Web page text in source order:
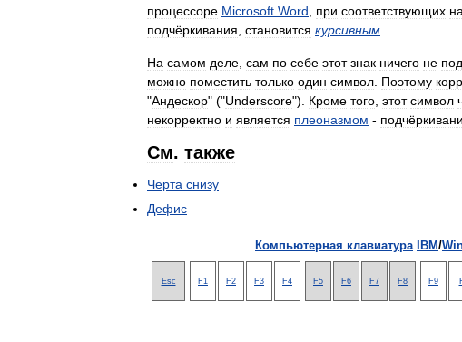
процессоре Microsoft Word при соответствующих
подчёркивания становится курсивным
На самом деле сам по себе этот знак ничего не
можно поместить только один символ Поэтому
"Андескор" ("Underscore"). Кроме того этот символ
некорректно и является плеоназмом -
См. также
Черта снизу
Дефис
Компьютерная клавиатура IBM/
Esc F1 F2 F3 F4 F5 F6 F7 F8 F9